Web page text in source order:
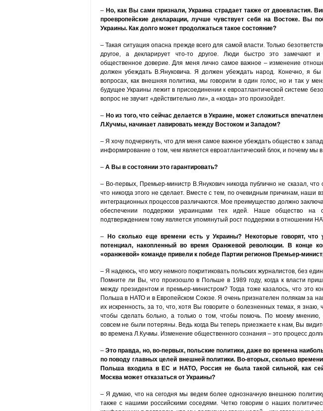
– Но, как Вы сами признали, Украина страдает также от двоевластия.
проевропейские декларации, лучше чувствует себя на Востоке. Вы
Украины. Как долго может продолжаться такое состояние?
– Такая ситуация опасна прежде всего для самой власти. Только
другое, а декларирует что-то другое. Люди быстро это замечают и
общественное доверие. Для меня лично самое важное – изменение
должен убеждать В.Януковича. Я должен убеждать народ. Конечно, я бы
вопросах, как внешняя политика, мы говорили в один голос, но и так у
будущее Украины лежит в присоединении к евроатлантической системе
вопрос не звучит «действительно ли», а «когда» это произойдет.
– Но из того, что сейчас делается в Украине, может сложиться
Л.Кучмы, начинает лавировать между Востоком и Западом?
– Я хочу подчеркнуть, что для меня самое важное убеждать общество к
информирование о том, чем является евроатлантический блок, и почему мы
– А Вы в состоянии это гарантировать?
– Во-первых, Премьер-министр В.Янукович никогда публично не сказал,
что никогда этого не сделает. Вместе с тем, по очевидным причинам, наши
интеграционных процессов различаются. Мое преимущество должно
обеспечении поддержки украинцами тех идей. Наше общество на
подтверждением тому является упомянутый рост поддержки в отношении
–
Но сколько еще времени есть у Украины? Некоторые говорят, что
потенциал, накопленный во время Оранжевой революции. В конце
«оранжевой» команде привели к победе Партии регионов Премьер-
– Я надеюсь, что могу немного покритиковать польских журналистов, без
Помните ли Вы, что произошло в Польше в 1989 году, когда к власти
между президентом и премьер-министром? Тогда тоже казалось, что это
Польша в НАТО и в Европейском Союзе. Я очень признателен полякам за
их искренность, за то, что, хотя Вы говорите о болезненных темах, я знаю,
чтобы сделать больно, а только о том, чтобы помочь. По моему мнению,
совсем не были потеряны. Ведь когда Вы теперь приезжаете к нам, Вы
во времена Л.Кучмы. Изменение общественного сознания – это процесс
–Это правда, но, во-первых, польские политики, даже во времена
по поводу главных целей внешней политики. Во-вторых, сколько
Польша входила в ЕС и НАТО, Россия не была такой сильной, как
Москва может отказаться от Украины?
– Я думаю, что на сегодня мы ведем более однозначную внешнюю
также с нашими российскими соседями. Четко говорим о наших